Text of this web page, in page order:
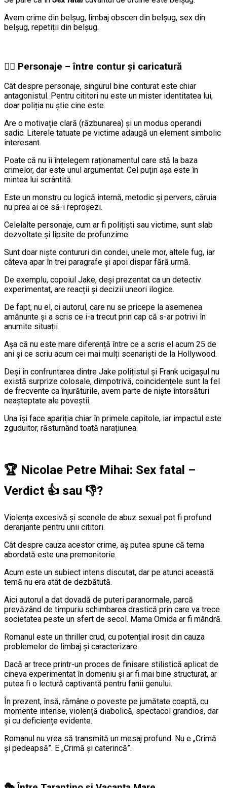
Avem crime din belșug, limbaj obscen din belșug, sex din
belșug, repetiții din belșug.
🧍‍♂️ Personaje – între contur și caricatură
Cât despre personaje, singurul bine conturat este chiar
antagonistul. Pentru cititori nu este un mister identitatea lui,
doar poliția nu știe cine este.
Are o motivație clară (răzbunarea) și un modus operandi
sadic. Literele tatuate pe victime adaugă un element simbolic
interesant.
Poate că nu îi înțelegem raționamentul care stă la baza
crimelor, dar este unul argumentat. Cel puțin așa este în
mintea lui scrântită.
Este un monstru cu logică internă, metodic și pervers, căruia
nu prea ai ce să-i reproșezi.
Celelalte personaje, cum ar fi polițiști sau victime, sunt slab
dezvoltate și lipsite de profunzime.
Sunt doar niște contururi din condei, unele mor, altele fug, iar
câteva apar în trei paragrafe și apoi dispar fără urmă.
De exemplu, copoiul Jake, deși prezentat ca un detectiv
experimentat, are reacții și decizii uneori ilogice.
De fapt, nu el, ci autorul, care nu se pricepe la asemenea
amănunte și a scris ce i-a trecut prin cap că s-ar potrivi în
anumite situații.
Așa că nu este mare diferență între ce a scris el acum 25 de
ani și ce scriu acum cei mai mulți scenariști de la Hollywood.
Deși în confruntarea dintre Jake polițistul și Frank ucigașul nu
există surprize colosale, dimpotrivă, coincidențele sunt la fel
de frecvente ca înjurăturile, avem parte de niște întorsături
neașteptate ale poveștii.
Una își face apariția chiar în primele capitole, iar impactul este
zguduitor, răsturnând toată narațiunea.
🏆 Nicolae Petre Mihai: Sex fatal –
Verdict 👍 sau 👎?
Violența excesivă și scenele de abuz sexual pot fi profund
deranjante pentru unii cititori.
Cât despre cauza acestor crime, aș putea spune că tema
abordată este una premonitorie.
Acum este un subiect intens discutat, dar pe atunci această
temă nu era atât de dezbătută.
Aici autorul a dat dovadă de puteri paranormale, parcă
prevăzând de timpuriu schimbarea drastică prin care va trece
societatea peste un sfert de secol. Mama Omida ar fi mândră.
Romanul este un thriller crud, cu potențial irosit din cauza
problemelor de limbaj și caracterizare.
Dacă ar trece printr-un proces de finisare stilistică aplicat de
cineva experimentat în domeniu și ar fi mai bine structurat, ar
putea fi o lectură captivantă pentru fanii genului.
În prezent, însă, rămâne o poveste pe jumătate coaptă, cu
momente intense, violență diabolică, spectacol grandios, dar
și cu deficiențe evidente.
Romanul nu vrea să transmită un mesaj profund. Nu e „Crimă
și pedeapsă”. E „Crimă și caterincă”.